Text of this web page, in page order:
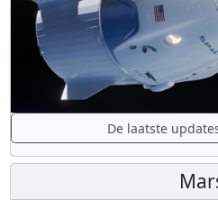
De laatste